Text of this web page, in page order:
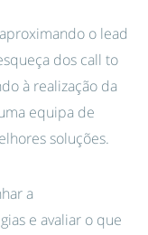
o lead
dos call to
à realização da
equipa de
soluções.
a
e avaliar o que